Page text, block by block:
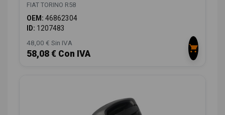
FIAT TORINO R58
OEM: 46862304
ID: 1207483
48,00 € Sin IVA
58,08 € Con IVA